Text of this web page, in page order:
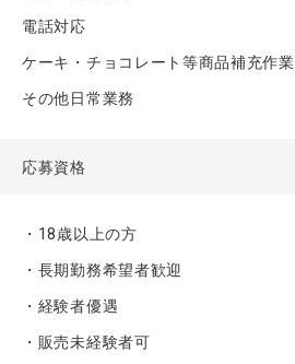
電話対応
ケーキ・チョコレート等商品補充作業
その他日常業務
応募資格
・18歳以上の方
・長期勤務希望者歓迎
・経験者優遇
・販売未経験者可